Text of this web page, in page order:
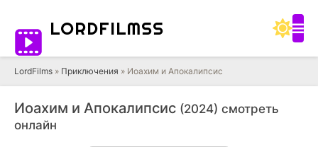
LORDFILMSS
LordFilms » Приключения » Иоахим и Апокалипсис
Иоахим и Апокалипсис (2024) смотреть
онлайн